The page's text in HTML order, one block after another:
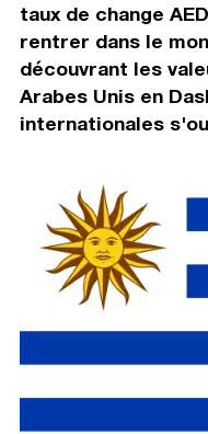
taux de change
rentrer dans le
découvrant les
Arabes Unis en
internationales